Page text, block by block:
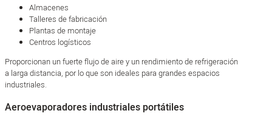
Almacenes
Talleres de fabricación
Plantas de montaje
Centros logísticos
Proporcionan un fuerte flujo de aire y un rendimiento de refrigeración
a larga distancia, por lo que son ideales para grandes espacios
industriales.
Aeroevaporadores industriales portátiles